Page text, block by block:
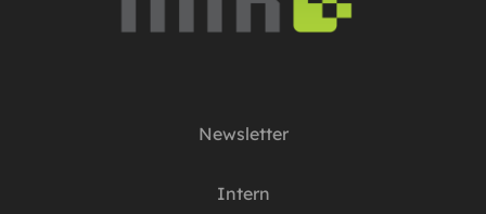
Newsletter
Intern